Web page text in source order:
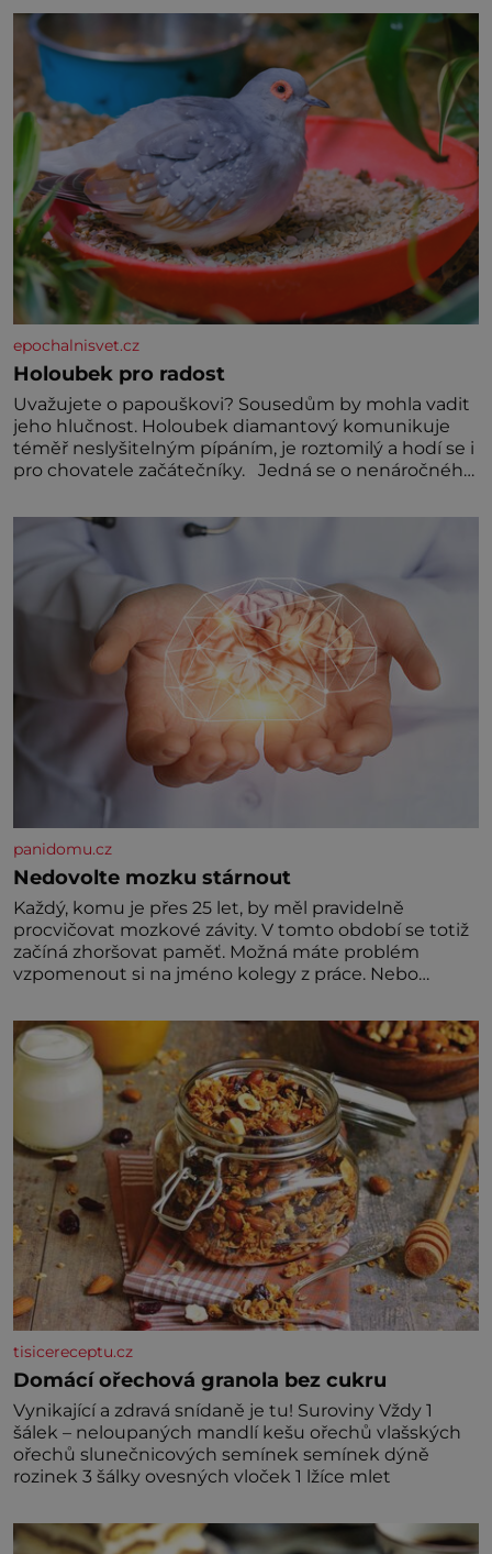
jednoduchost, měkkost a bezpečí, proto by pokoj
miminka měl působit především klidně a útulně.
Předškolní věk je
epochalnisvet.cz
Holoubek pro radost
Uvažujete o papouškovi? Sousedům by mohla vadit
jeho hlučnost. Holoubek diamantový komunikuje
téměř neslyšitelným pípáním, je roztomilý a hodí se i
pro chovatele začátečníky. Jedná se o nenáročného
Hodně času tráví na zemi, kde sbírá zbytky semínek
Jeho domovinou je prakticky celá Austrálie s
výjimkou pobřežní oblasti.
panidomu.cz
Nedovolte mozku stárnout
Každý, komu je přes 25 let, by měl pravidelně
procvičovat mozkové závity. V tomto období se totiž
začíná zhoršovat paměť. Možná máte problém
vzpomenout si na jméno kolegy z práce. Nebo
nedávno přečetli. Je to opravdu tak, s věkem jako
kdyby se paměť rozhodla stávkovat. Cvičte
tisicereceptu.cz
Domácí ořechová granola bez cukru
Vynikající a zdravá snídaně je tu! Suroviny Vždy 1
šálek – neloupaných mandlí kešu ořechů vlašských
ořechů slunečnicových semínek semínek dýně
rozinek 3 šálky ovesných vloček 1 lžíce mlet